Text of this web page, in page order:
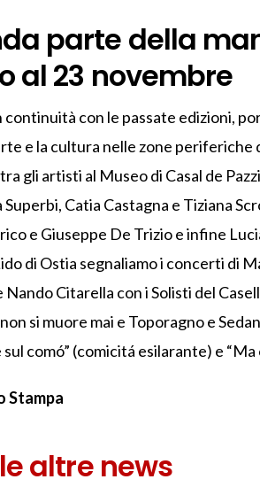
parte della
al 23 novembre
continuità con le passate edizioni,
e la cultura nelle zone periferiche
gli artisti al Museo di Casal de
Superbi, Catia Castagna e Tiziana
e Giuseppe De Trizio e infine
di Ostia segnaliamo i concerti di
Nando Citarella con i Solisti del
si muore mai e Toporagno e
comó” (comicitá esilarante) e “Ma
Stampa
altre news